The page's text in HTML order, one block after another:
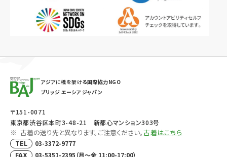
アジアに橋を架ける国際協力NGO
ブリッジ エーシア ジャパン
〒151-0071
東京都渋谷区本町3-48-21 新都心マンション303号
古着の送り先と異なります。ご注意ください。古着はこちら
TEL 03-3372-9777
FAX 03-5351-2395（月～金 11:00-17:00）